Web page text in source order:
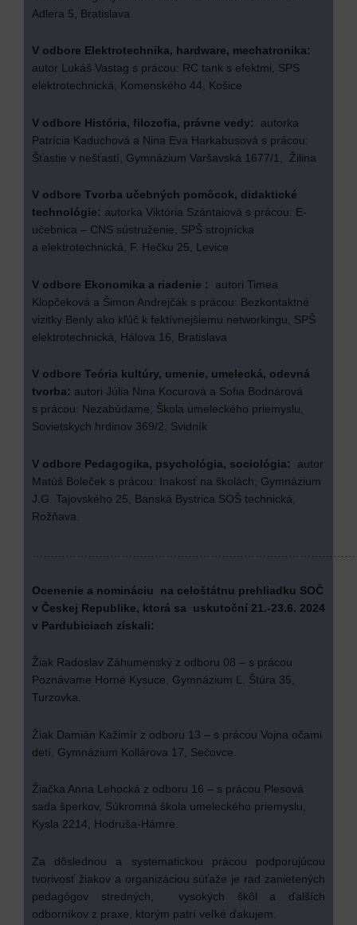
Adlera 5, Bratislava
V odbore Elektrotechnika, hardware, mechatronika:
autor Lukáš Vastag s prácou: RC tank s efektmi, SPS
elektrotechnická, Komenského 44, Košice
V odbore História, filozofia, právne vedy:
autorka
Patrícia Kaduchová a Nina Eva Harkabusová s prácou:
Šťastie v nešťastí, Gymnázium Varšavská 1677/1, Žilina
V odbore Tvorba učebných pomôcok, didaktické
technológie: autorka Viktória Szántaiová s prácou: E-
učebnica – CNS sústruženie, SPŠ strojnícka
a elektrotechnická, F. Hečku 25, Levice
V odbore Ekonomika a riadenie :
autori Timea
Klopčeková a Šimon Andrejčák s prácou: Bezkontaktné
vizitky Benly ako kľúč k fektívnejšiemu networkingu, SPŠ
elektrotechnická, Hálova 16, Bratislava
V odbore Teória kultúry, umenie, umelecká, odevná
tvorba: autori Júlia Nina Kocurová a Sofia Bodnárová
s prácou: Nezabúdame, Škola umeleckého priemyslu,
Sovietskych hrdinov 369/2, Svidník
V odbore Pedagogika, psychológia, sociológia:
autor
Matúš Boleček s prácou: Inakosť na školách, Gymnázium
J.G. Tajovského 25, Banská Bystrica SOŠ technická,
Rožňava.
Ocenenie a nomináciu na celoštátnu prehliadku SOČ
v Českej Republike, ktorá sa uskutoční 21.-23.6. 2024
v Pardubiciach získali:
Žiak Radoslav Záhumenský z odboru 08 – s prácou
Poznávame Horné Kysuce, Gymnázium Ľ. Štúra 35,
Turzovka.
Žiak Damián Kažimír z odboru 13 – s prácou Vojna očami
detí, Gymnázium Kollárova 17, Sečovce.
Žiačka Anna Lehocká z odboru 16 – s prácou Plesová
sada šperkov, Súkromná škola umeleckého priemyslu,
Kysla 2214, Hodruša-Hámre.
Za dôslednou a systematickou prácou podporujúcou
tvorivosť žiakov a organizáciou súťaže je rad zanietených
pedagógov stredných, vysokých škôl a ďalších
odborníkov z praxe, ktorým patrí veľké ďakujem.